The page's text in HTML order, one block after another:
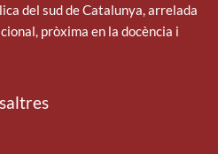
del sud de Catalunya, arrelada
pròxima en la docència i